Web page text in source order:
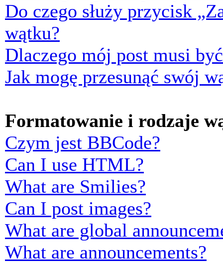
Do czego służy przycisk
wątku?
Dlaczego mój post musi
Jak mogę przesunąć swój
Formatowanie i rodzaje
Czym jest BBCode?
Can I use HTML?
What are Smilies?
Can I post images?
What are global
What are announcements?